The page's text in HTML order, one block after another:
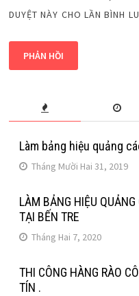
DUYỆT NÀY CHO LẦN BÌNH
Làm bảng hiệu quảng
Tháng Mười Hai 31, 2019
LÀM BẢNG HIỆU
TẠI BẾN TRE
Tháng Hai 7, 2020
THI CÔNG HÀNG RÀO
TÍN .